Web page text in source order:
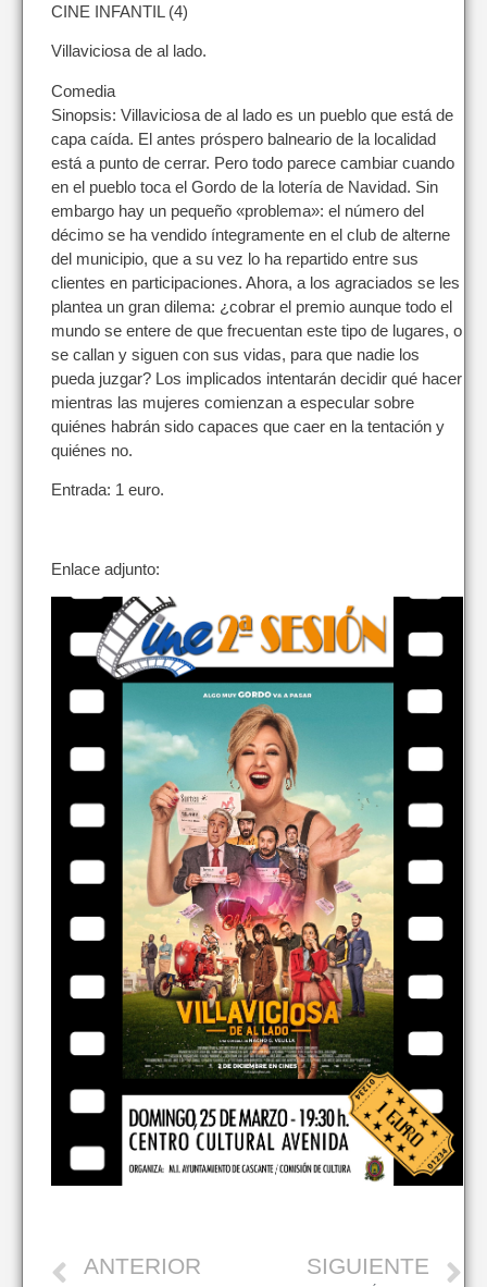
CINE INFANTIL (4)
Villaviciosa de al lado.
Comedia
Sinopsis: Villaviciosa de al lado es un pueblo que está de
capa caída. El antes próspero balneario de la localidad
está a punto de cerrar. Pero todo parece cambiar cuando
en el pueblo toca el Gordo de la lotería de Navidad. Sin
embargo hay un pequeño «problema»: el número del
décimo se ha vendido íntegramente en el club de alterne
del municipio, que a su vez lo ha repartido entre sus
clientes en participaciones. Ahora, a los agraciados se les
plantea un gran dilema: ¿cobrar el premio aunque todo el
mundo se entere de que frecuentan este tipo de lugares, o
se callan y siguen con sus vidas, para que nadie los
pueda juzgar? Los implicados intentarán decidir qué hacer
mientras las mujeres comienzan a especular sobre
quiénes habrán sido capaces que caer en la tentación y
quiénes no.
Entrada: 1 euro.
Enlace adjunto:
ANTERIOR SIGUIENTE